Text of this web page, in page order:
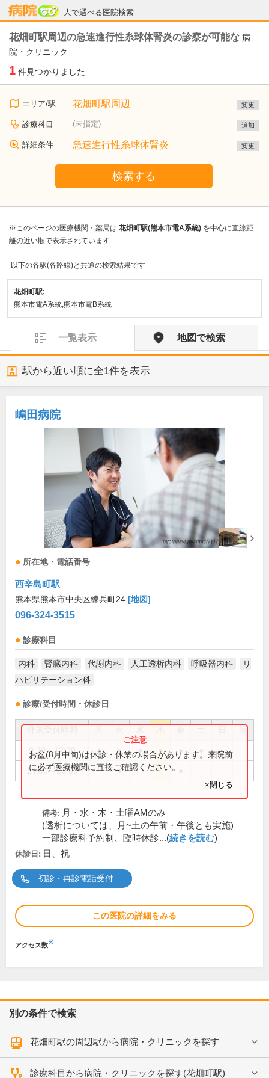
人で選べる医院検索
病院なび
花畑町駅周辺の急速進行性糸球体腎炎の診察が可能な 病
院・クリニック
1 件見つかりました
エリア/駅 花畑町駅周辺 変更
診療科目 (未指定) 追加
詳細条件 急速進行性糸球体腎炎 変更
検索する
※このページの医療機関・薬局は 花畑町駅(熊本市電A系統) を中心に直線距
離の近い順で表示されています
以下の各駅(各路線)と共通の検索結果です
花畑町駅:
熊本市電A系統,熊本市電B系統
一覧表示 地図で検索
駅から近い順に全1件を表示
嶋田病院
所在地・電話番号
西辛島町駅
熊本県熊本市中央区練兵町24 [地図]
096-324-3515
診療科目
内科 腎臓内科 代謝内科 人工透析内科 呼吸器内科
リ
ハビリテーション科
診療/受付時間・休診日
祝
9:30～12:30 ● ● ● ● ●
14:00～16:00 ●
お盆(8月中旬)は休診・休業の場合があります。来院前
に必ず医療機関に直接ご確認ください。
×閉じる
備考: 月・水・木・土曜AMのみ
(透析については、月~土の午前・午後とも実施)
一部診療科予約制、臨時休診...(続きを読む)
休診日: 日、祝
初診・再診電話受付
この医院の詳細をみる
アクセス数※
別の条件で検索
花畑町駅の周辺駅から病院・クリニックを探す
診療科目から病院・クリニックを探す(花畑町駅)